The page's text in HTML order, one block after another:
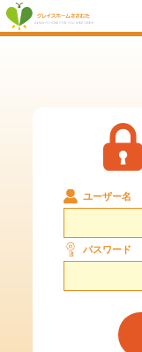
ユーザー名
パスワード